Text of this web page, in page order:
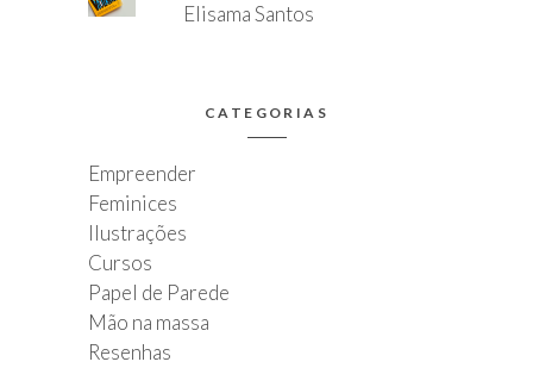
Elisama Santos
CATEGORIAS
Empreender
Feminices
Ilustrações
Cursos
Papel de Parede
Mão na massa
Resenhas